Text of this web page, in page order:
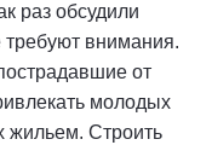
раз обсудили
внимания.
от
молодых
жильем. Строить